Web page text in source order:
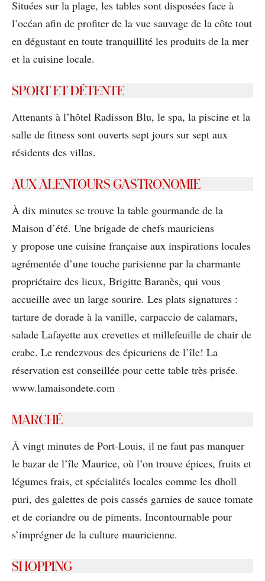
Situées sur la plage, les tables sont disposées face à
l’océan aﬁn de proﬁter de la vue sauvage de la côte tout
en dégustant en toute tranquillité les produits de la mer
et la cuisine locale.
SPORT ET DÉTENTE
Attenants à l’hôtel Radisson Blu, le spa, la piscine et la
salle de ﬁtness sont ouverts sept jours sur sept aux
résidents des villas.
AUX ALENTOURS GASTRONOMIE
À dix minutes se trouve la table gourmande de la
Maison d’été. Une brigade de chefs mauriciens
y propose une cuisine française aux inspirations locales
agrémentée d’une touche parisienne par la charmante
propriétaire des lieux, Brigitte Baranès, qui vous
accueille avec un large sourire. Les plats signatures :
tartare de dorade à la vanille, carpaccio de calamars,
salade Lafayette aux crevettes et millefeuille de chair de
crabe. Le rendezvous des épicuriens de l’île! La
réservation est conseillée pour cette table très prisée.
www.lamaisondete.com
MARCHÉ
À vingt minutes de Port-Louis, il ne faut pas manquer
le bazar de l’île Maurice, où l’on trouve épices, fruits et
légumes frais, et spécialités locales comme les dholl
puri, des galettes de pois cassés garnies de sauce tomate
et de coriandre ou de piments. Incontournable pour
s’imprégner de la culture mauricienne.
SHOPPING